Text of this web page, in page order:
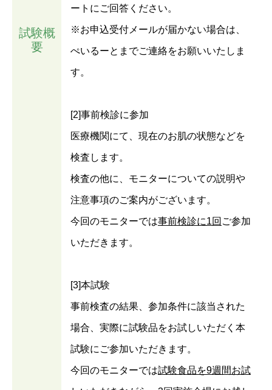
試験概
要
ートにご回答ください。
※お申込受付メールが届かない場合は、
ぺいるーとまでご連絡をお願いいたしま
す。
[2]事前検診に参加
医療機関にて、現在のお肌の状態などを
検査します。
検査の他に、モニターについての説明や
注意事項のご案内がございます。
今回のモニターでは事前検診に1回 ご参加
いただきます。
[3]本試験
事前検査の結果、参加条件に該当された
場合、実際に試験品をお試しいただく本
試験にご参加いただきます。
今回のモニターでは試験食品を9週間お試